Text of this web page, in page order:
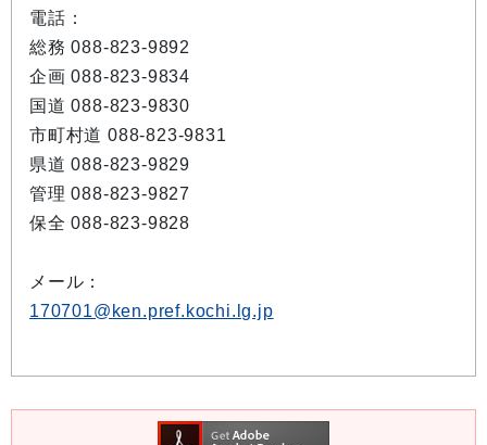
電話：
総務 088-823-9892
企画 088-823-9834
国道 088-823-9830
市町村道 088-823-9831
県道 088-823-9829
管理 088-823-9827
保全 088-823-9828
メール：
170701@ken.pref.kochi.lg.jp